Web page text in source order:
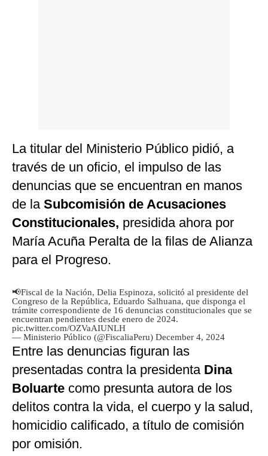
La titular del Ministerio Público pidió, a
través de un oficio, el impulso de las
denuncias que se encuentran en manos
de la Subcomisión de Acusaciones
Constitucionales, presidida ahora por
María Acuña Peralta de la filas de Alianza
para el Progreso.
📢Fiscal de la Nación, Delia Espinoza, solicitó al presidente del
Congreso de la República, Eduardo Salhuana, que disponga el
trámite correspondiente de 16 denuncias constitucionales que se
encuentran pendientes desde enero de 2024.
pic.twitter.com/OZVaAIUNLH
— Ministerio Público (@FiscaliaPeru) December 4, 2024
Entre las denuncias figuran las
presentadas contra la presidenta Dina
Boluarte como presunta autora de los
delitos contra la vida, el cuerpo y la salud,
homicidio calificado, a título de comisión
por omisión.